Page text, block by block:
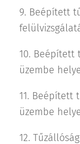
9. Beépített
10. Beépített
üzembe
11. Beépített
üzembe
12.